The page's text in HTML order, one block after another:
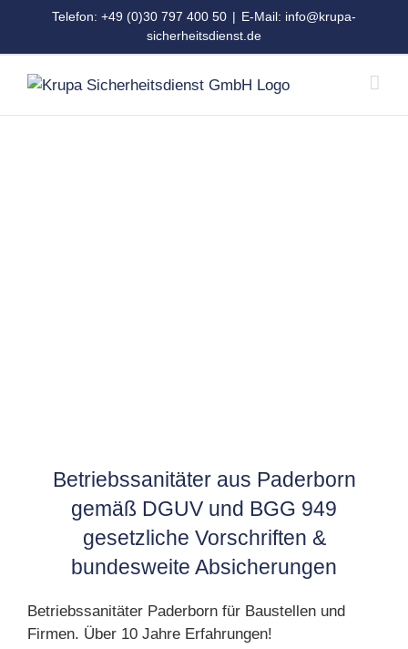
springen
Telefon: +49 (0)30 797 400 50 | E-Mail: info@krupa-
sicherheitsdienst.de
Betriebssanitäter aus Paderborn
gemäß DGUV und BGG 949
gesetzliche Vorschriften &
bundesweite Absicherungen
Betriebssanitäter Paderborn für Baustellen und
Firmen. Über 10 Jahre Erfahrungen!